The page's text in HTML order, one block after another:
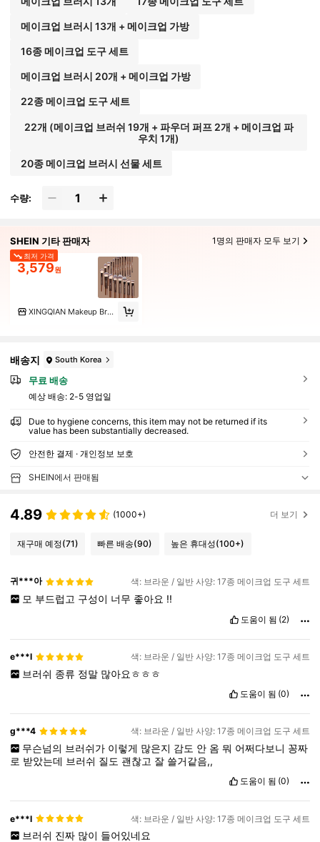
메이크업 브러시 13개 + 메이크업 가방
16종 메이크업 도구 세트
메이크업 브러시 20개 + 메이크업 가방
22종 메이크업 도구 세트
22개 (메이크업 브러쉬 19개 + 파우더 퍼프 2개 + 메이크업 파
우치 1개)
20종 메이크업 브러시 선물 세트
수량:
SHEIN 기타 판매자 1명의 판매자 모두 보기
최저 가격
3,579원
XINGQIAN Makeup Brush
배송지 South Korea
무료 배송
예상 배송: 2-5 영업일
Due to hygiene concerns, this item may not be returned if its
value has been substantially decreased.
안전한 결제 · 개인정보 보호
SHEIN에서 판매됨
4.89 (1000+) 더 보기
재구매 예정(71) 빠른 배송(90) 높은 휴대성(100+)
귀***아 색: 브라운 / 일반 사양: 17종 메이크업 도구 세트
모 부드럽고 구성이 너무 좋아요 !!
도움이 됨 (2)
e***l 색: 브라운 / 일반 사양: 17종 메이크업 도구 세트
브러쉬 종류 정말 많아요ㅎㅎㅎ
도움이 됨 (0)
g***4 색: 브라운 / 일반 사양: 17종 메이크업 도구 세트
무슨넘의 브러쉬가 이렇게 많은지 감도 안 옴 뭐 어쩌다보니 꽁짜
로 받았는데 브러쉬 질도 괜찮고 잘 쓸거같음,,
도움이 됨 (0)
e***l 색: 브라운 / 일반 사양: 17종 메이크업 도구 세트
브러쉬 진짜 많이 들어있네요